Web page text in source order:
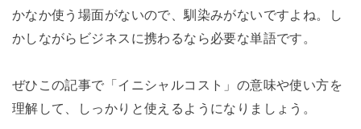
かなか使う場面がないので、馴染みがないですよね。し
かしながらビジネスに携わるなら必要な単語です。
ぜひこの記事で「イニシャルコスト」の意味や使い方を
理解して、しっかりと使えるようになりましょう。